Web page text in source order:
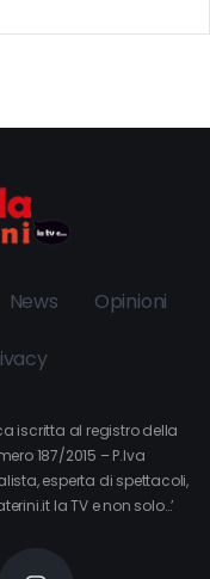
News Opinioni
iscritta al registro della
187/2015 – P.Iva
esperta di spettacoli,
la TV e non solo…’